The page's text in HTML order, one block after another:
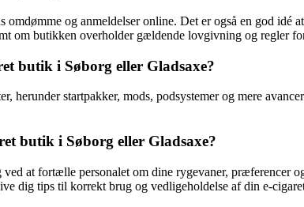
og anmeldelser online. Det er også en god idé
om butikken overholder gældende lovgivning og regler
butik i Søborg eller Gladsaxe?
startpakker, mods, podsystemer og mere
butik i Søborg eller Gladsaxe?
at fortælle personalet om dine rygevaner, præferencer
dig tips til korrekt brug og vedligeholdelse af din e-